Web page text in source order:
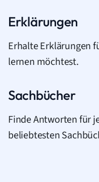
Erklärungen
Erhalte Erklärungen
lernen möchtest.
Sachbücher
Finde Antworten für
beliebtesten